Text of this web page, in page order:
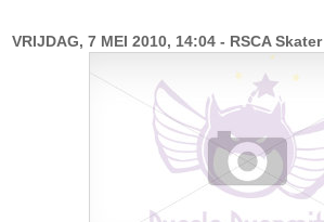
VRIJDAG, 7 MEI 2010, 14:04 - RSCA Skater